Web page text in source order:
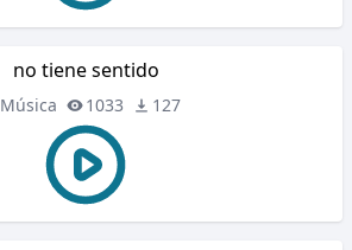
no tiene sentido
Música 1033 127